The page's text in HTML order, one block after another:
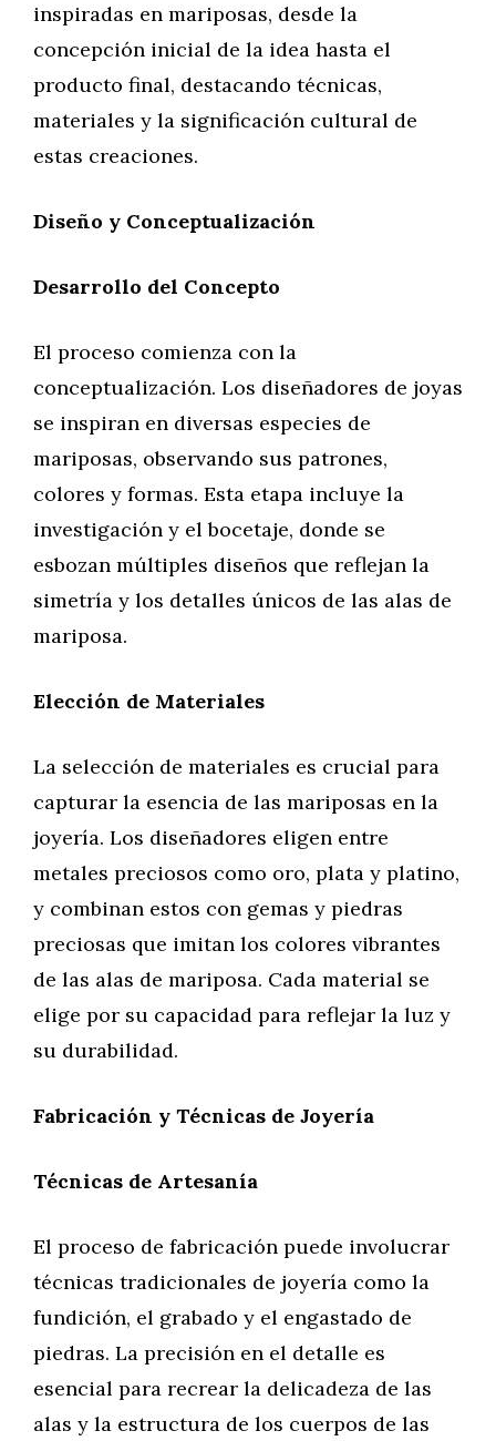
inspiradas en mariposas, desde la
concepción inicial de la idea hasta el
producto final, destacando técnicas,
materiales y la significación cultural de
estas creaciones.
Diseño y Conceptualización
Desarrollo del Concepto
El proceso comienza con la
conceptualización. Los diseñadores de joyas
se inspiran en diversas especies de
mariposas, observando sus patrones,
colores y formas. Esta etapa incluye la
investigación y el bocetaje, donde se
esbozan múltiples diseños que reflejan la
simetría y los detalles únicos de las alas de
mariposa.
Elección de Materiales
La selección de materiales es crucial para
capturar la esencia de las mariposas en la
joyería. Los diseñadores eligen entre
metales preciosos como oro, plata y platino,
y combinan estos con gemas y piedras
preciosas que imitan los colores vibrantes
de las alas de mariposa. Cada material se
elige por su capacidad para reflejar la luz y
su durabilidad.
Fabricación y Técnicas de Joyería
Técnicas de Artesanía
El proceso de fabricación puede involucrar
técnicas tradicionales de joyería como la
fundición, el grabado y el engastado de
piedras. La precisión en el detalle es
esencial para recrear la delicadeza de las
alas y la estructura de los cuerpos de las